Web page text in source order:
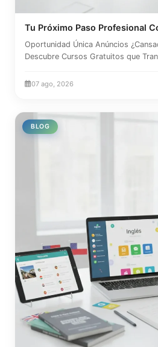
Tu Próximo Paso Profesional
Oportunidad Única Anúncios
Descubre Cursos Gratuitos que
07 ago, 2026
BLOG